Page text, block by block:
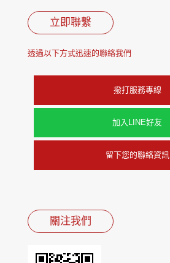
立即聯繫
透過以下方式迅速的聯絡我們
撥打服務專線
加入LINE好友
留下您的聯絡資訊
關注我們